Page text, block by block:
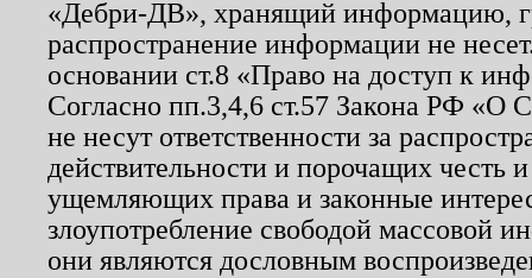
«Дебри-ДВ», хранящий информацию,
распространение информации не
основании ст.8 «Право на доступ к
Согласно пп.3,4,6 ст.57 Закона РФ «О
не несут ответственности за
действительности и порочащих честь
ущемляющих права и законные
злоупотребление свободой массовой
они являются дословным